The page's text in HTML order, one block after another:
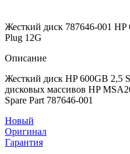
Жесткий диск 787646-001
Plug 12G
Описание
Жесткий диск HP 600GB 2,5
дисковых массивов HP
Spare Part 787646-001
Новый
Оригинал
Гарантия